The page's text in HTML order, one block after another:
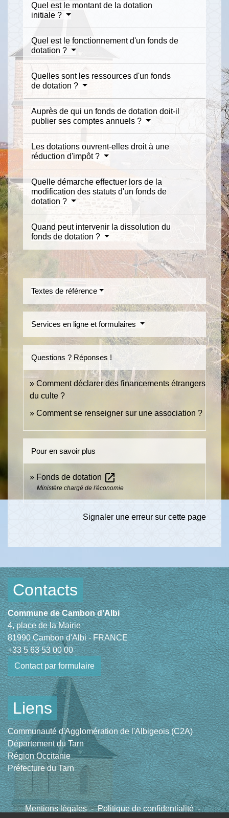
Quel est le montant de la dotation
initiale ?
Quel est le fonctionnement d'un fonds de
dotation ?
Quelles sont les ressources d'un fonds
de dotation ?
Auprès de qui un fonds de dotation doit-il
publier ses comptes annuels ?
Les dotations ouvrent-elles droit à une
réduction d'impôt ?
Quelle démarche effectuer lors de la
modification des statuts d'un fonds de
dotation ?
Quand peut intervenir la dissolution du
fonds de dotation ?
Textes de référence
Services en ligne et formulaires
Questions ? Réponses !
Comment déclarer des financements étrangers
du culte ?
Comment se renseigner sur une association ?
Pour en savoir plus
Fonds de dotation open_in_new
Ministère chargé de l'économie
Signaler une erreur sur cette page
Contacts
Commune de Cambon d'Albi
4, place de la Mairie
81990 Cambon d'Albi - FRANCE
+33 5 63 53 00 00
Contact par formulaire
Liens
Communauté d'Agglomération de l'Albigeois (C2A)
Département du Tarn
Région Occitanie
Préfecture du Tarn
Mentions légales - Politique de confidentialité -